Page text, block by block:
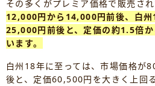
その多くがプレミア価格で販売され
12,000円から14,000円前後、白
25,000円前後と、定価の約1.5倍
います。
白州18年に至っては、市場価格が
後と、定価60,500円を大きく上回